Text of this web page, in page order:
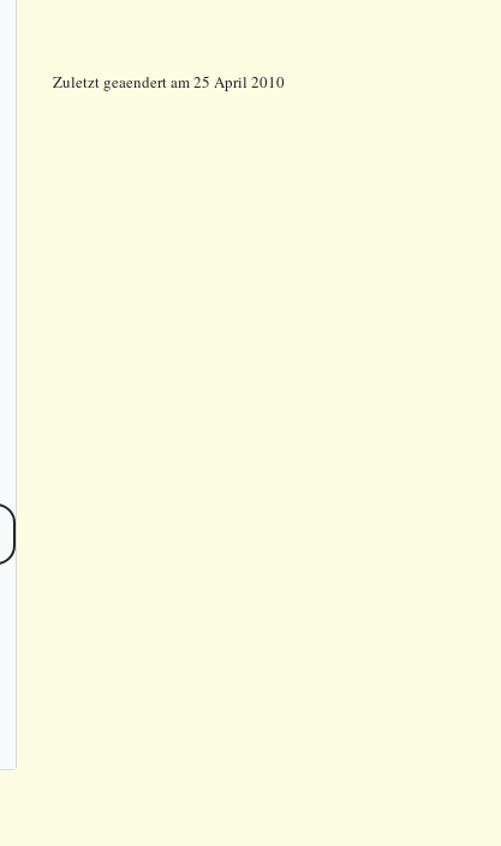
Zuletzt geaendert am 25 April 2010